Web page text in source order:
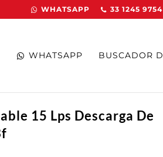
WHATSAPP 33 1245 9754
WHATSAPP BUSCADOR
15 Lps Descarga De